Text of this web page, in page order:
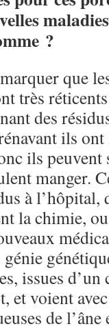
?
que
très
des
ils
ils peuvent
manger.
à
la chimie,
génie
issues
et voient
de